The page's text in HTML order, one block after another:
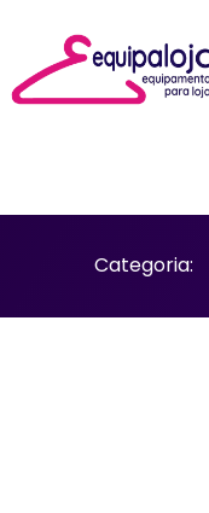
Categoria: